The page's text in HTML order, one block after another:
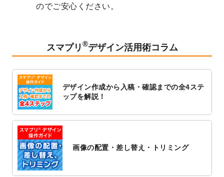
2023/3/2
パワーポイント版テンプレートをダウンロ
追加しました。
2023/1/13
4月始まりのカレンダーデザインテンプレー
2023/1/5
スタンプカードのデザインテンプレート
追加しました。
2022/12/26
止のお知らせ
2022/12/16
トを公開いたしました。
2022/12/1
のでご安心ください。
スマプリ ®デザイン活用術コラム
デザイン作成から入稿・確認までの全4ステ
ップを解説！
画像の配置・差し替え・トリミング